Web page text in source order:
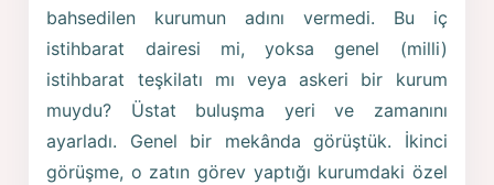
bahsedilen kurumun adını vermedi. Bu iç
istihbarat dairesi mi, yoksa genel (milli)
istihbarat teşkilatı mı veya askeri bir kurum
muydu? Üstat buluşma yeri ve zamanını
ayarladı. Genel bir mekânda görüştük. İkinci
görüşme, o zatın görev yaptığı kurumdaki özel